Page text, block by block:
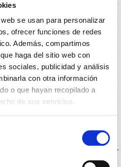
se usan para personalizar
ofrecer funciones de redes
Además, compartimos
haga del sitio web con
sociales, publicidad y análisis
con otra información
o que hayan recopilado a
de sus servicios.
Tecto de encastrar
NÃO
Directa
6500K